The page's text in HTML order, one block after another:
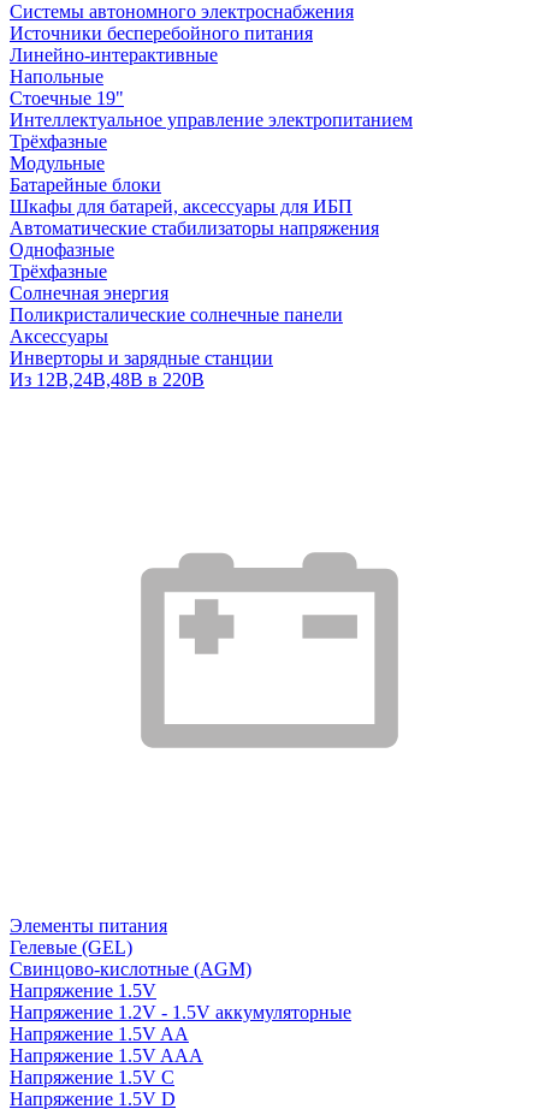
Системы автономного электроснабжения
Источники бесперебойного питания
Линейно-интерактивные
Напольные
Стоечные 19"
Интеллектуальное управление электропитанием
Трёхфазные
Модульные
Батарейные блоки
Шкафы для батарей, аксессуары для ИБП
Автоматические стабилизаторы напряжения
Однофазные
Трёхфазные
Солнечная энергия
Поликристалические солнечные панели
Аксессуары
Инверторы и зарядные станции
Из 12В,24В,48В в 220В
Элементы питания
Гелевые (GEL)
Свинцово-кислотные (AGM)
Напряжение 1.5V
Напряжение 1.2V - 1.5V аккумуляторные
Напряжение 1.5V AA
Напряжение 1.5V AAA
Напряжение 1.5V C
Напряжение 1.5V D